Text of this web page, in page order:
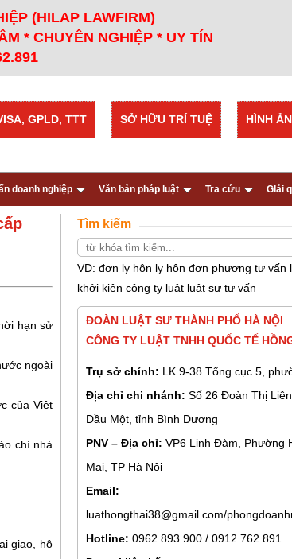
(HILAP LAWFIRM)
* CHUYÊN NGHIỆP * UY TÍN
HÌNH
SỞ HỮU TRÍ TUỆ
GPLD, TTT
doanh nghiệp Văn bản pháp luật Tra cứu GIải
hạn sử
ngoài
của Việt
chí nhà
giao, hộ
Tìm kiếm
VD: đơn ly hôn ly hôn đơn phương tư vấn
khởi kiện công ty luật luật sư tư vấn
ĐOÀN LUẬT SƯ THÀNH PHỐ HÀ NỘI
CÔNG TY LUẬT TNHH QUỐC TẾ
Trụ sở chính: LK 9-38 Tổng cục 5,
Địa chỉ chi nhánh: Số 26 Đoàn Thị
Dầu Một, tỉnh Bình Dương
PNV – Địa chỉ: VP6 Linh Đàm, Phường
Mai, TP Hà Nội
Email:
luathongthai38@gmail.com/
Hotline: 0962.893.900 / 0912.762.891